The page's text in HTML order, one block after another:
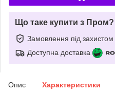
Що таке купити з Пром?
Замовлення під захистом
Доступна доставка
Опис Характеристики